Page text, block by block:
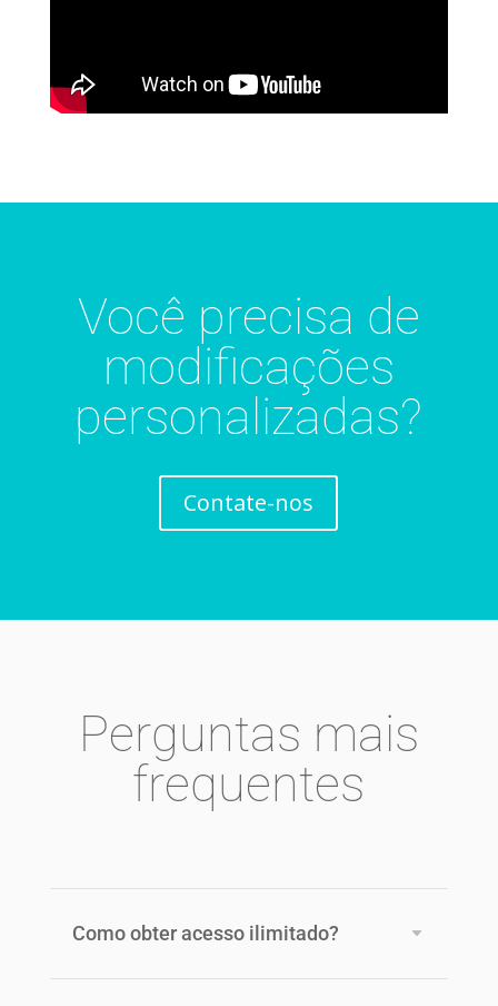
Você precisa de
modificações
personalizadas?
Contate-nos
Perguntas mais
frequentes
Como obter acesso ilimitado?